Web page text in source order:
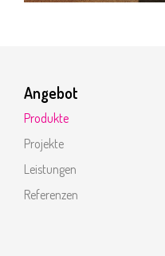
Angebot
Produkte
Projekte
Leistungen
Referenzen